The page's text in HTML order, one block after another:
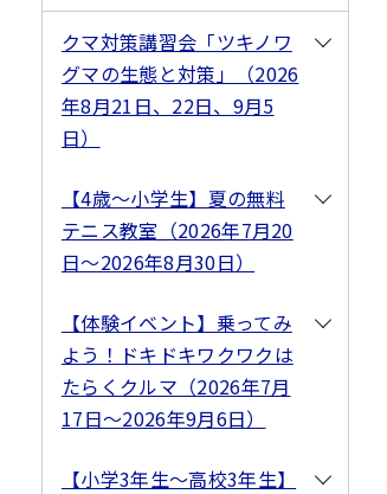
クマ対策講習会「ツキノワ
グマの生態と対策」（2026
年8月21日、22日、9月5
日）
【4歳～小学生】夏の無料
テニス教室（2026年7月20
日～2026年8月30日）
【体験イベント】乗ってみ
よう！ドキドキワクワクは
たらくクルマ（2026年7月
17日～2026年9月6日）
【小学3年生～高校3年生】